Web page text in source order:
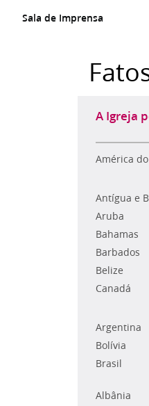
Sala de Imprensa
A Igreja
América
Antígua e
Aruba
Bahamas
Barbados
Belize
Canadá
Argentina
Bolívia
Brasil
Albânia